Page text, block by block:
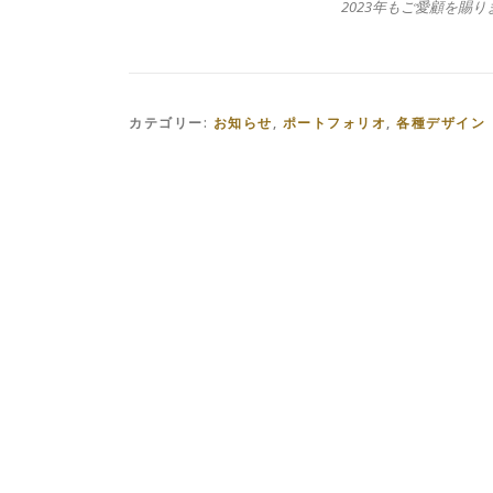
2023年もご愛顧を賜り
カテゴリー: お知らせ, ポートフォリオ, 各種デザイン